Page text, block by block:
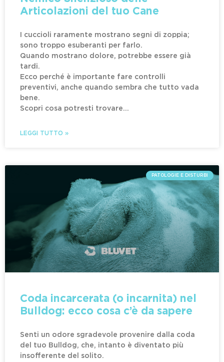
Articolazioni del tuo Cane
I cuccioli raramente mostrano segni di zoppia;
sono troppo esuberanti per farlo.
Quando mostrano dolore, potrebbe essere già
tardi.
Ecco perché è importante fare controlli
preventivi, anche quando sembra che tutto vada
bene.
Scopri cosa potresti trovare…
LEGGI TUTTO »
PATOLOGIE E DISTURBI
Coda incarcerata (o incarnita) nel
Bulldog: ecco cosa c’è da sapere
Senti un odore sgradevole provenire dalla coda
del tuo Bulldog, che, intanto è diventato più
insofferente del solito.